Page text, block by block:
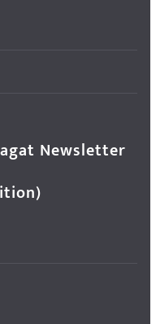
Newsletter